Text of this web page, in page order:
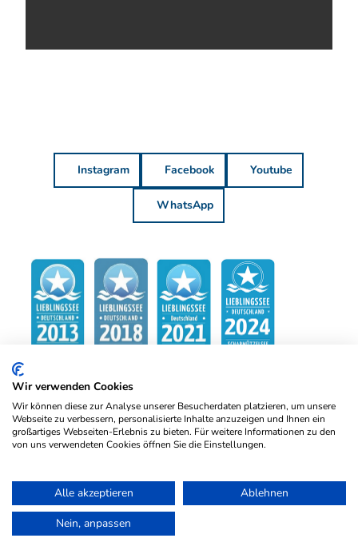
Instagram Facebook Youtube
WhatsApp
Kontakt Impressum
Wir verwenden Cookies
Wir können diese zur Analyse unserer Besucherdaten platzieren, um unsere
Webseite zu verbessern, personalisierte Inhalte anzuzeigen und Ihnen ein
großartiges Webseiten-Erlebnis zu bieten. Für weitere Informationen zu den
von uns verwendeten Cookies öffnen Sie die Einstellungen.
Alle akzeptieren
Ablehnen
Nein, anpassen